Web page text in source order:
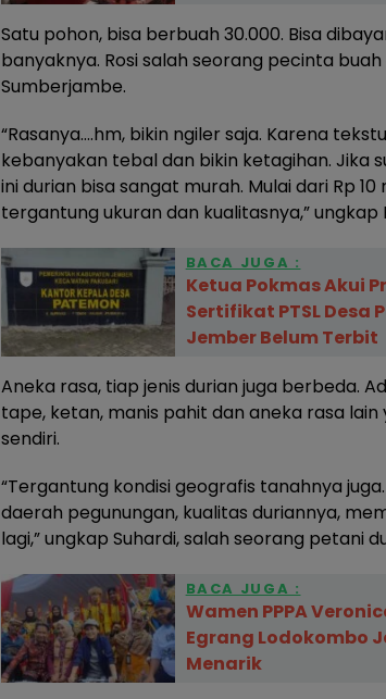
Satu pohon, bisa berbuah 30.000. Bisa
banyaknya. Rosi salah seorang pecinta
Sumberjambe.
“Rasanya….hm, bikin ngiler saja. Karena
kebanyakan tebal dan bikin ketagihan. Jika
ini durian bisa sangat murah. Mulai dari Rp
tergantung ukuran dan kualitasnya,” ungkap
BACA JUGA :
Ketua Pokmas Akui
Sertifikat PTSL Desa
Jember Belum Terbit
Aneka rasa, tiap jenis durian juga berbeda.
tape, ketan, manis pahit dan aneka rasa lain
sendiri.
“Tergantung kondisi geografis tanahnya
daerah pegunungan, kualitas duriannya,
lagi,” ungkap Suhardi, salah seorang petani
BACA JUGA :
Wamen PPPA
Egrang Lodokombo
Menarik